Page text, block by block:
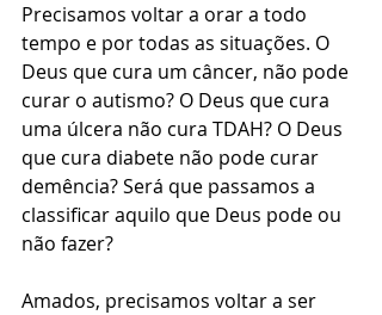
Precisamos voltar a orar a todo
tempo e por todas as situações. O
Deus que cura um câncer, não pode
curar o autismo? O Deus que cura
uma úlcera não cura TDAH? O Deus
que cura diabete não pode curar
demência? Será que passamos a
classificar aquilo que Deus pode ou
não fazer?
Amados, precisamos voltar a ser